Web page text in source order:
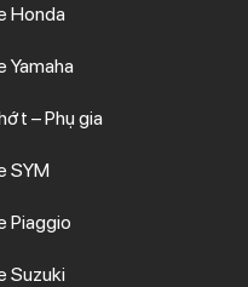
Honda
Yamaha
– Phụ gia
SYM
Piaggio
Suzuki